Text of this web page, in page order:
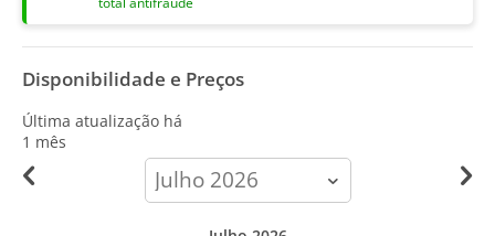
Disponibilidade e Preços
Última atualização há
1 mês
calendar-
month